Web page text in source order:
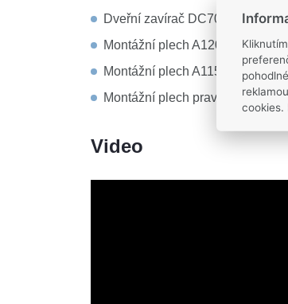
Dveřní zavírač DC700
Montážní plech A120
Montážní plech A115
Montážní plech pravoúhlý A116
Video
cookies.